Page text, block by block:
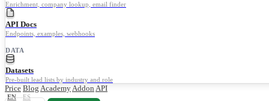
Enrichment, company lookup, email finder
API Docs
Endpoints, examples, webhooks
DATA
Datasets
Pre-built lead lists by industry and role
Price Blog AcademyAddon API
EN ES